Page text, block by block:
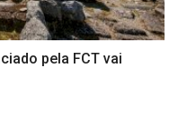
pela FCT vai